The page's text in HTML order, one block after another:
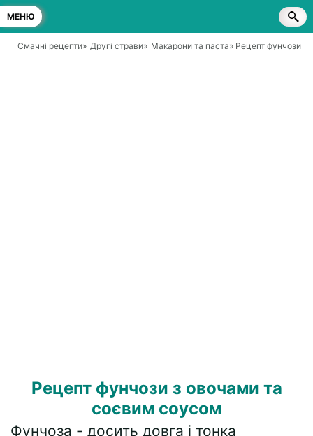
МЕНЮ
Смачні рецепти» Другі страви» Макарони та паста» Рецепт фунчози
Рецепт фунчози з овочами та
соєвим соусом
Фунчоза - досить довга і тонка